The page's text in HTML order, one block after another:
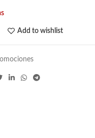
Add to wishlist